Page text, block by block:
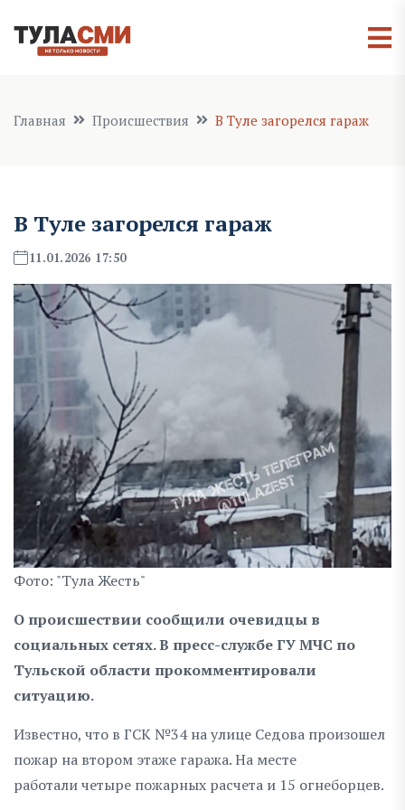
Главная Происшествия В Туле загорелся гараж
В Туле загорелся гараж
11.01.2026 17:50
Фото: "Тула Жесть"
О происшествии сообщили очевидцы в
социальных сетях. В пресс-службе ГУ МЧС по
Тульской области прокомментировали
ситуацию.
Известно, что в ГСК №34 на улице Седова произошел
пожар на втором этаже гаража. На месте
работали четыре пожарных расчета и 15 огнеборцев.